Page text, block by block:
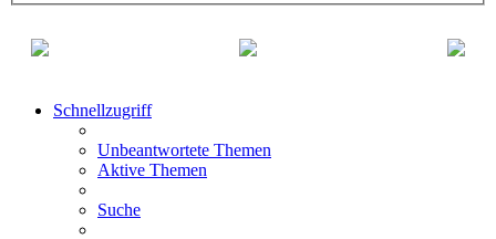
Schnellzugriff
Unbeantwortete Themen
Aktive Themen
Suche